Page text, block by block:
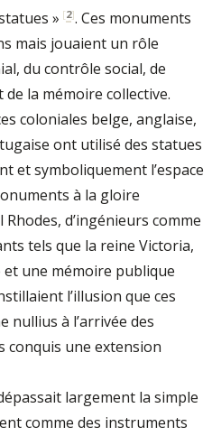
» [2]. Ces monuments
mais jouaient un rôle
du contrôle social, de
la mémoire collective.
coloniales belge, anglaise,
ont utilisé des statues
et symboliquement l’espace
à la gloire
d’ingénieurs comme
tels que la reine Victoria,
une mémoire publique
l’illusion que ces
à l’arrivée des
conquis une extension
largement la simple
comme des instruments